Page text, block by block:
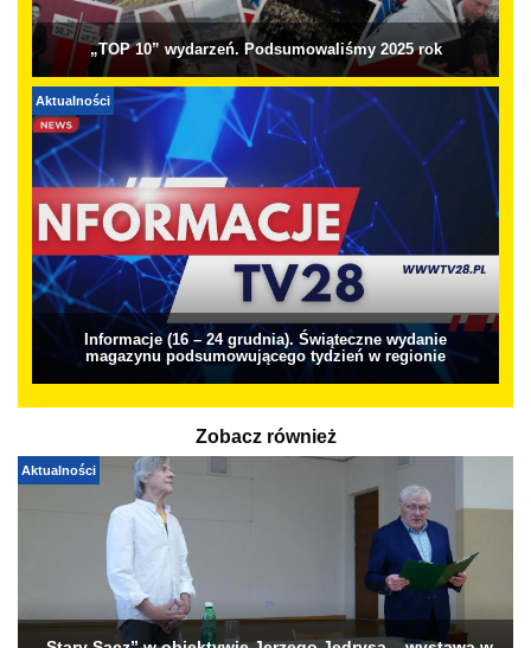
„TOP 10” wydarzeń. Podsumowaliśmy 2025 rok
Aktualności
Informacje (16 – 24 grudnia). Świąteczne wydanie
magazynu podsumowującego tydzień w regionie
Zobacz również
Aktualności